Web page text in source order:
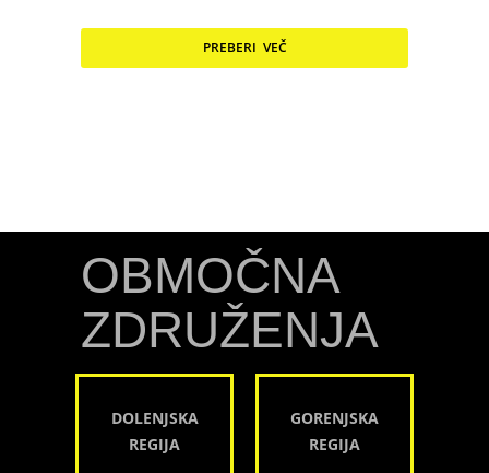
PREBERI VEČ
OBMOČNA
ZDRUŽENJA
DOLENJSKA
REGIJA
GORENJSKA
REGIJA